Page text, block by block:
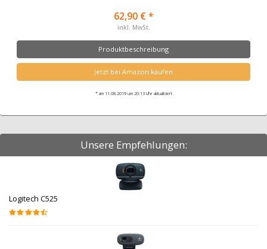
62,90 € *
inkl. MwSt.
Produktbeschreibung
Jetzt bei Amazon kaufen
* am 11.08.2019 um 20:13 Uhr aktualisiert
Unsere Empfehlungen:
Logitech C525